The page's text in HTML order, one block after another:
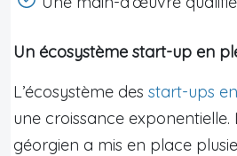
Un écosystème start-up en
L’écosystème des start-ups
une croissance
géorgien a mis en place